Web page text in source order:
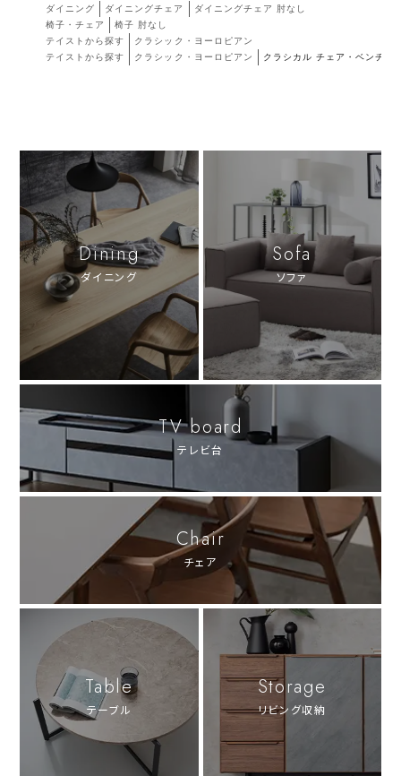
ダイニング ダイニングチェア
ダイニングチェア 肘なし
椅子・チェア
椅子 肘なし
テイストから探す
クラシック・ヨーロピアン
テイストから探す
クラシック・ヨーロピアン クラシカル チェア・ベンチ
Dining
ダイニング
Sofa
ソファ
TV board
テレビ台
Chair
チェア
Table
テーブル
Storage
リビング収納